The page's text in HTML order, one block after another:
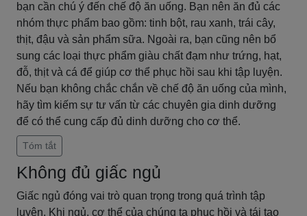
bạn cần chú ý đến chế độ ăn uống. Bạn nên ăn đủ các
nhóm thực phẩm bao gồm: tinh bột, rau xanh, trái cây,
thịt, đậu và sản phẩm sữa. Ngoài ra, bạn cũng nên bổ
sung các loại thực phẩm giàu chất đạm như trứng, hạt,
đỗ, thịt và cá để giúp cơ thể phục hồi sau khi tập luyện.
Nếu bạn không chắc chắn về chế độ ăn uống của mình,
hãy tìm kiếm sự tư vấn từ các chuyên gia dinh dưỡng
để có thể cung cấp đủ dinh dưỡng cho cơ thể.
Tóm tắt
Không đủ giấc ngủ
Giấc ngủ đóng vai trò quan trọng trong quá trình tập
luyện. Khi ngủ, cơ thể của chúng ta phục hồi và tái tạo